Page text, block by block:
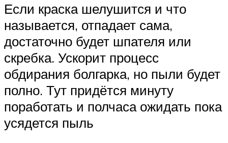
Если краска шелушится и что
называется, отпадает сама,
достаточно будет шпателя или
скребка. Ускорит процесс
обдирания болгарка, но пыли будет
полно. Тут придётся минуту
поработать и полчаса ожидать пока
усядется пыль